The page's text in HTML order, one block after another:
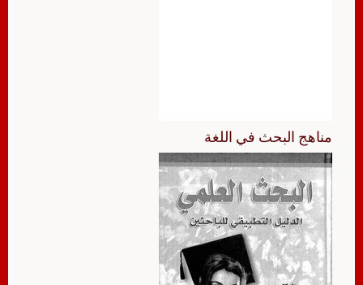
مناهج البحث في اللغة